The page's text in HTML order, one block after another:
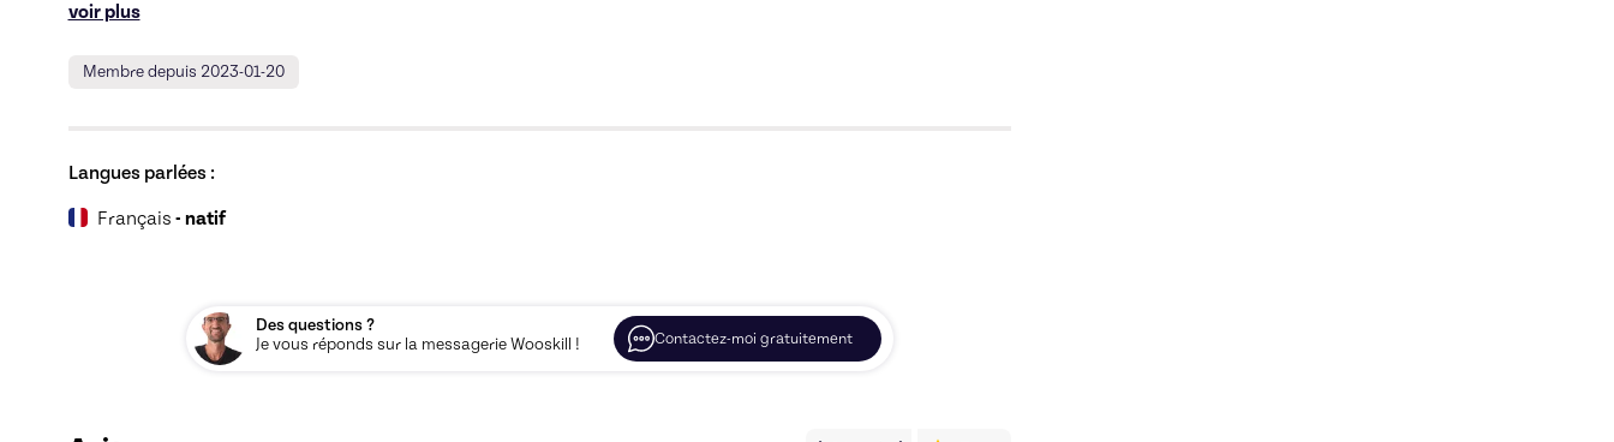
voir plus
Membre depuis 2023-01-20
Langues parlées :
Français - natif
Des questions ?
Je vous réponds sur la messagerie Wooskill !
Contactez-moi gratuitement